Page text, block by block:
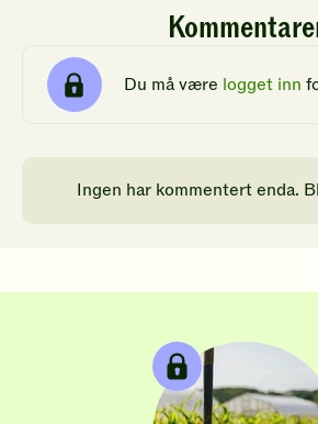
Du må være logget inn
Ingen har kommentert enda.